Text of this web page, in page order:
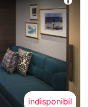
indisponibil